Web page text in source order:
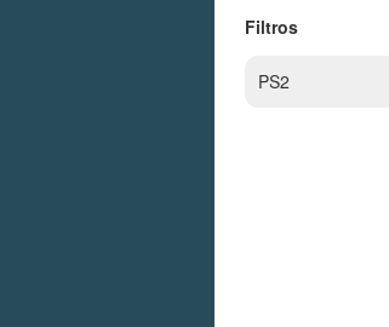
Filtros
PS2